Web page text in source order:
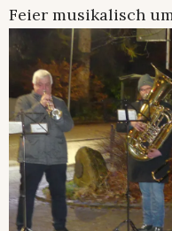
Feier musikalisch